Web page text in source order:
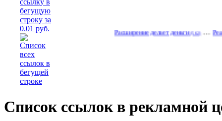
Расширение делает деньги(562)…Реальный
Список ссылок в рекламной